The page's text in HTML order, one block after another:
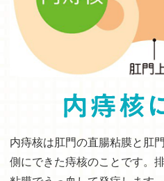
内痔核は肛門の直腸粘膜と肛
側にできた痔核のことです。